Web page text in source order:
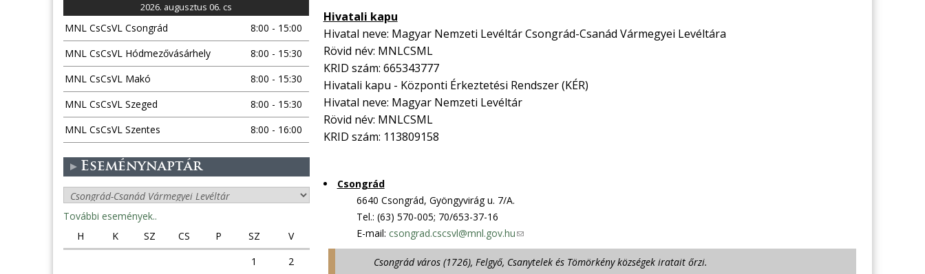
k
e
n
d
i
l
)
Hivatali kapu
Hivatal neve: Magyar Nemzeti Levéltár Csongrád-Csanád Vármegyei Levéltára
Rövid név: MNLCSML
KRID szám: 665343777
Hivatali kapu - Központi Érkeztetési Rendszer (KÉR)
Hivatal neve: Magyar Nemzeti Levéltár
Rövid név: MNLCSML
KRID szám: 113809158
Csongrád
6640 Csongrád, Gyöngyvirág u. 7/A.
Tel.: (63) 570-005; 70/653-37-16
E-mail: csongrad.cscsvl@mnl.gov.hu(
l
i
Csongrád város (1726), Felgyő, Csanytelek és Tömörkény községek iratait őrzi.
2026. augusztus 06. cs
MNL CsCsVL Csongrád
8:00 - 15:00
MNL CsCsVL Hódmezővásárhely
8:00 - 15:30
MNL CsCsVL Makó
8:00 - 15:30
MNL CsCsVL Szeged
8:00 - 15:30
MNL CsCsVL Szentes
8:00 - 16:00
Eseménynaptár
További események..
H
K SZ CS P SZ
V
1
2